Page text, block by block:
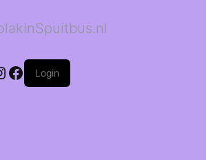
Facebook
Login